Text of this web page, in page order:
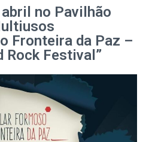
no Pavilhão
Fronteira da Paz –
Rock Festival”